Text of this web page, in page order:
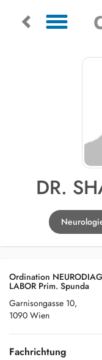
DR.
Ordination
LABOR Prim. Spunda
Garnisongasse 10,
1090 Wien
Fachrichtung